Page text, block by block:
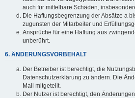
auch für mittelbare Schäden,
Die Haftungsbegrenzung der Absätze a
zugunsten der Mitarbeiter und
Ansprüche für eine Haftung aus
unberührt.
6. ÄNDERUNGSVORBEHALT
Der Betreiber ist berechtigt, die
Datenschutzerklärung zu ändern. Die
Mail mitgeteilt.
Der Nutzer ist berechtigt, den